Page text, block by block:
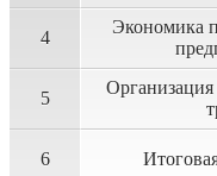
4
Экономика
5
6